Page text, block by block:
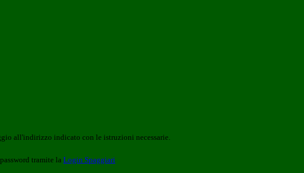
all'indirizzo indicato con le istruzioni necessarie.
tramite la Login Spaggiari